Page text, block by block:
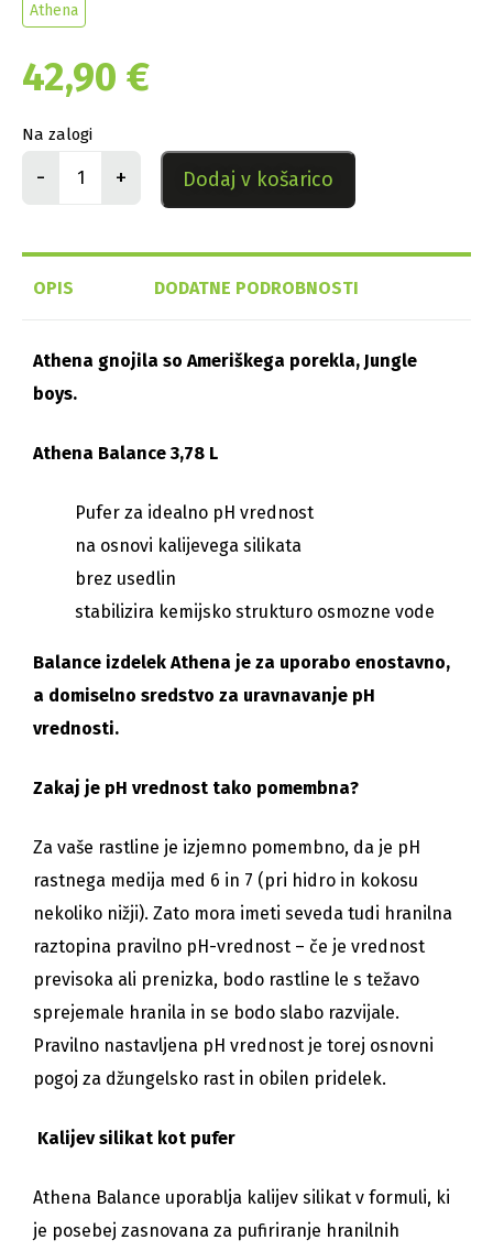
Athena
42,90 €
Na zalogi
- + Dodaj v košarico
OPIS DODATNE PODROBNOSTI
Athena gnojila so Ameriškega porekla, Jungle
boys.
Athena Balance 3,78 L
Pufer za idealno pH vrednost
na osnovi kalijevega silikata
brez usedlin
stabilizira kemijsko strukturo osmozne vode
Balance izdelek Athena je za uporabo enostavno,
a domiselno sredstvo za uravnavanje pH
vrednosti.
Zakaj je pH vrednost tako pomembna?
Za vaše rastline je izjemno pomembno, da je pH
rastnega medija med 6 in 7 (pri hidro in kokosu
nekoliko nižji). Zato mora imeti seveda tudi hranilna
raztopina pravilno pH-vrednost – če je vrednost
previsoka ali prenizka, bodo rastline le s težavo
sprejemale hranila in se bodo slabo razvijale.
Pravilno nastavljena pH vrednost je torej osnovni
pogoj za džungelsko rast in obilen pridelek.
Kalijev silikat kot pufer
Athena Balance uporablja kalijev silikat v formuli, ki
je posebej zasnovana za pufiriranje hranilnih